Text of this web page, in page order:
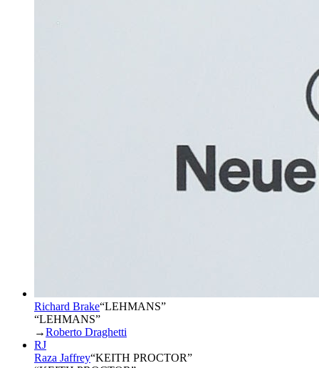
Richard Brake“LEHMANS”
“LEHMANS”
→Roberto Draghetti
RJ
Raza Jaffrey“KEITH PROCTOR”